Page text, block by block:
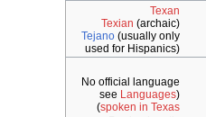
Texan
Texian (archaic)
Tejano(usually only
used for Hispanics)
No official language
(see
Languages
spoken in Texas
)